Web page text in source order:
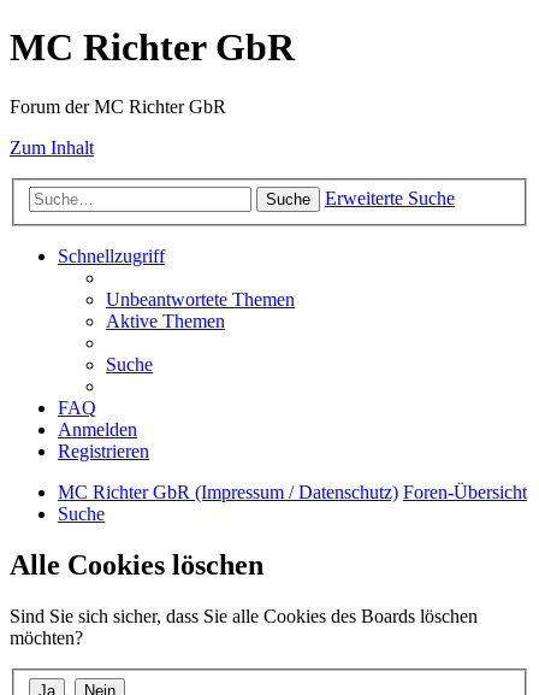
MC Richter GbR
Forum der MC Richter GbR
Zum Inhalt
Suche Erweiterte Suche
Schnellzugriff
Unbeantwortete Themen
Aktive Themen
Suche
FAQ
Anmelden
Registrieren
MC Richter GbR (Impressum / Datenschutz) Foren-Übersicht
Suche
Alle Cookies löschen
Sind Sie sich sicher, dass Sie alle Cookies des Boards löschen
möchten?